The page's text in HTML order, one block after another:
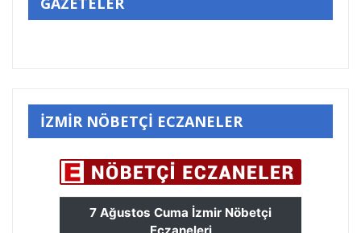
İZMİR NÖBETÇİ ECZANELER